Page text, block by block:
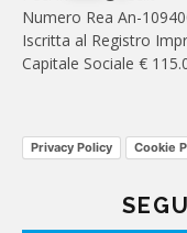
Numero Rea An-
Iscritta al Registro
Capitale Sociale €
Privacy Policy Cookie